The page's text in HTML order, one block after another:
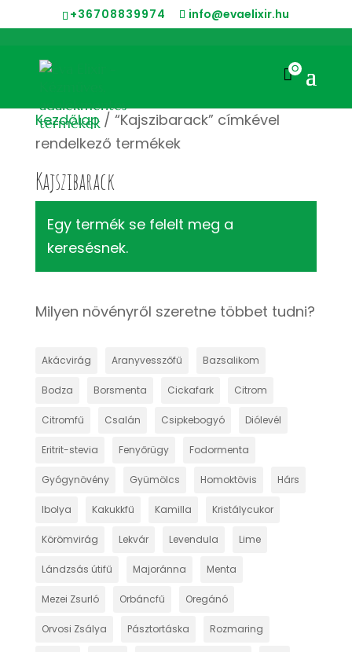
+36708839974 info@evaelixir.hu
0
Kezdőlap/ “Kajszibarack” címkével
rendelkező termékek
Kajszibarack
Egy termék se felelt meg a
keresésnek.
Milyen növényről szeretne többet tudni?
Akácvirág Aranyvesszőfű Bazsalikom
Bodza Borsmenta Cickafark Citrom
Citromfű Csalán Csipkebogyó Diólevél
Eritrit-stevia Fenyőrügy Fodormenta
Gyógynövény Gyümölcs Homoktövis Hárs
Ibolya Kakukkfű Kamilla Kristálycukor
Körömvirág Lekvár Levendula Lime
Lándzsás útifű Majoránna Menta
Mezei Zsurló Orbáncfű Oregánó
Orvosi Zsálya Pásztortáska Rozmaring